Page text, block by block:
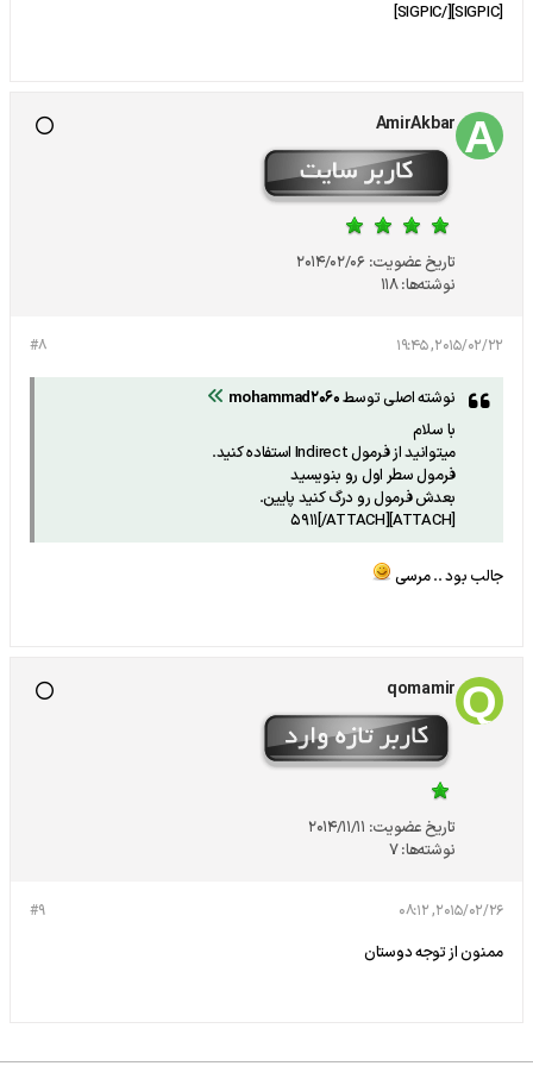
[SIGPIC][/SIGPIC]
AmirAkbar
تاریخ عضویت: 2014/02/06
نوشته‌ها:118
#8 2015/02/22, 19:45
نوشته اصلی توسطmohammad2060
با سلام
ميتوانيد از فرمول Indirect استفاده كنيد.
فرمول سطر اول رو بنويسيد
بعدش فرمول رو درگ كنيد پايين.
[ATTACH]5911[/ATTACH]
جالب بود .. مرسی
qomamir
تاریخ عضویت: 2014/11/11
نوشته‌ها:7
#9 2015/02/26, 08:12
ممنون از توجه دوستان